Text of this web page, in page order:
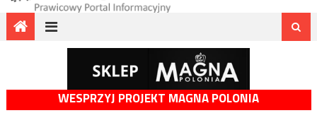
WESPRZYJ PROJEKT MAGNA POLONIA